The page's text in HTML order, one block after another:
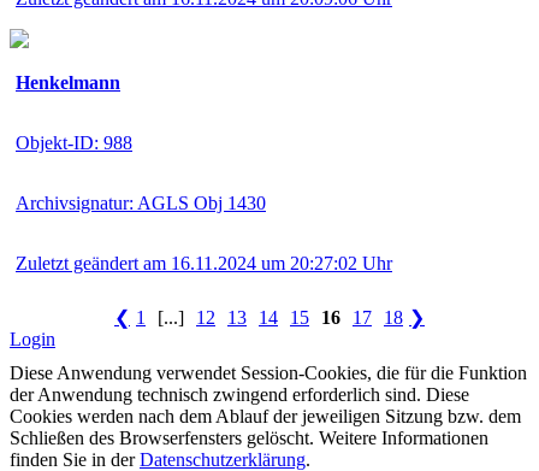
Henkelmann
Objekt-ID: 988
Archivsignatur: AGLS Obj 1430
Zuletzt geändert am 16.11.2024 um 20:27:02 Uhr
❮ 1 [...] 12 13 14 15 16 17 18 ❯
Login
Diese Anwendung verwendet Session-Cookies, die für die Funktion
der Anwendung technisch zwingend erforderlich sind. Diese
Cookies werden nach dem Ablauf der jeweiligen Sitzung bzw. dem
Schließen des Browserfensters gelöscht. Weitere Informationen
finden Sie in derDatenschutzerklärung.